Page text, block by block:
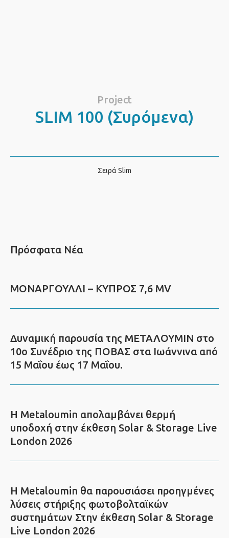
Project
SLIM 100 (Συρόμενα)
Σειρά Slim
Πρόσφατα Νέα
ΜΟΝΑΡΓΟΥΛΛΙ – ΚΥΠΡΟΣ 7,6 MV
Δυναμική παρουσία της ΜΕΤΑΛΟΥΜΙΝ στο
10ο Συνέδριο της ΠΟΒΑΣ στα Ιωάννινα από
15 Μαΐου έως 17 Μαΐου.
Η Metaloumin απολαμβάνει θερμή
υποδοχή στην έκθεση Solar & Storage Live
London 2026
Η Metaloumin θα παρουσιάσει προηγμένες
λύσεις στήριξης φωτοβολταϊκών
συστημάτων Στην έκθεση Solar & Storage
Live London 2026